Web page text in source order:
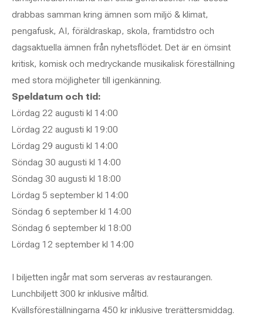
drabbas samman kring ämnen som miljö & klimat,
pengafusk, AI, föräldraskap, skola, framtidstro och
dagsaktuella ämnen från nyhetsflödet. Det är en ömsint
kritisk, komisk och medryckande musikalisk föreställning
med stora möjligheter till igenkänning.
Speldatum och tid:
Lördag 22 augusti kl 14:00
Lördag 22 augusti kl 19:00
Lördag 29 augusti kl 14:00
Söndag 30 augusti kl 14:00
Söndag 30 augusti kl 18:00
Lördag 5 september kl 14:00
Söndag 6 september kl 14:00
Söndag 6 september kl 18:00
Lördag 12 september kl 14:00
I biljetten ingår mat som serveras av restaurangen.
Lunchbiljett 300 kr inklusive måltid.
Kvällsföreställningarna 450 kr inklusive trerättersmiddag.